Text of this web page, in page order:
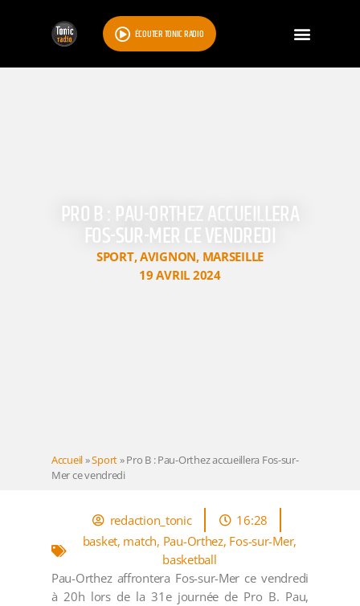
ÉCOUTER TONIC RADIO
PRO B : PAU-ORTHEZ ACCUEILLERA
FOS-SUR-MER CE VENDREDI
SPORT,AVIGNON, MARSEILLE
19 AVRIL 2024
Accueil»Sport»Pro B : Pau-Orthez accueillera Fos-sur-
Mer ce vendredi
redaction_tonic
16:28
basket, match, Pau-Orthez, Fos-sur-Mer,
basketball
Pau-Orthez affrontera Fos-sur-Mer ce vendredi
à 20h lors de la 31e journée de Pro B. Pau,